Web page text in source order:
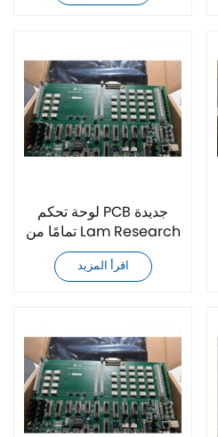
لوحة تحكم PCB جديدة
تمامًا من Lam Research
810-810193-003
اقرأ المزيد